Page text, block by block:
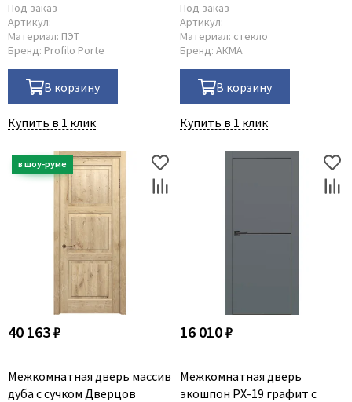
Под заказ
Артикул:
Материал: ПЭТ
Бренд: Profilo Porte
В корзину
Купить в 1 клик
Под заказ
Артикул:
Материал: стекло
Бренд: АКМА
В корзину
Купить в 1 клик
40 163 ₽
Межкомнатная дверь массив
дуба с сучком Дверцов
16 010 ₽
Межкомнатная дверь
экошпон PX-19 графит с